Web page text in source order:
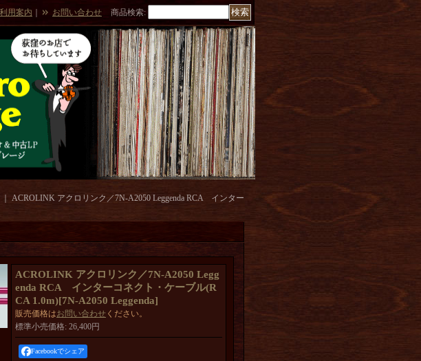
用案内 お問い合わせ 商品検索:
ACROLINK アクロリンク／7N-A2050 Leggenda RCA インター
ACROLINK アクロリンク／7N-A2050 Legg
enda RCA インターコネクト・ケーブル(R
CA 1.0m)[7N-A2050 Leggenda]
販売価格はお問い合わせ ください。
標準小売価格: 26,400円
Facebookでシェア